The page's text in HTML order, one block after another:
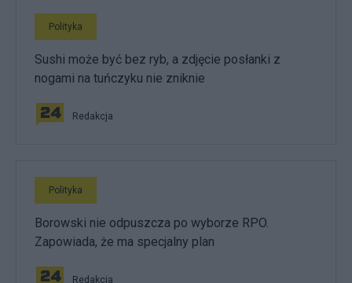
Polityka
Sushi może być bez ryb, a zdjęcie posłanki z
nogami na tuńczyku nie zniknie
Redakcja
Polityka
Borowski nie odpuszcza po wyborze RPO.
Zapowiada, że ma specjalny plan
Redakcja